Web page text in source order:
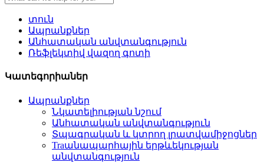
տուն
Ապրանքներ
Անհատական ​​անվտանգություն
Ռեֆլեկտիվ վազող գոտի
Կատեգորիաներ
Ապրանքներ
Նկատելիության նշում
Անհատական ​​անվտանգություն
Տպագրական և կտրող լրատվամիջոցներ
Traանապարհային երթևեկության
անվտանգություն